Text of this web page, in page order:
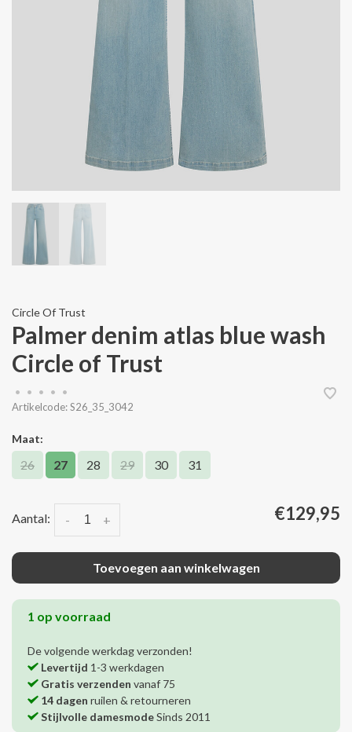
Circle Of Trust
Palmer denim atlas blue wash
Circle of Trust
• • • •
•
Artikelcode:S26_35_3042
Maat:
26 27 28 29 30 31
Aantal: +
- €129,95
Toevoegen aan winkelwagen
1 op voorraad
De volgende werkdag verzonden!
Levertijd 1-3 werkdagen
Gratis verzenden vanaf 75
14 dagen ruilen & retourneren
Stijlvolle damesmodeSinds 2011